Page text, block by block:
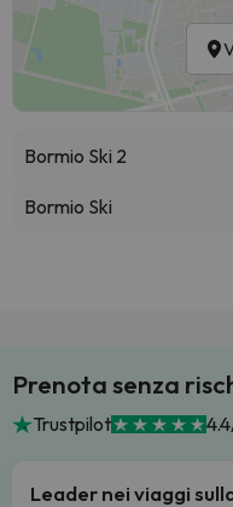
Bormio Ski 2
Bormio Ski
Prenota senza
Trustpilot
Leader nei viaggi